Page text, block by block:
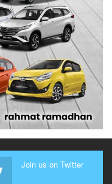
Join us on Twitter